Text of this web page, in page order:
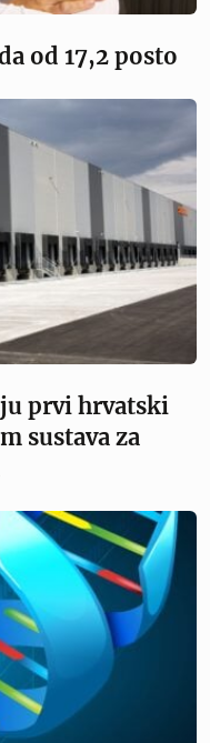
od 17,2 posto
prvi hrvatski
sustava za